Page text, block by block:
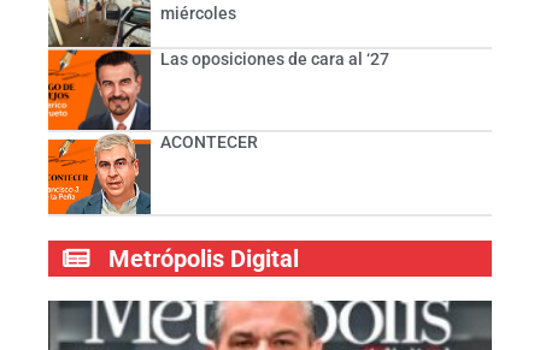
miércoles
Las oposiciones de cara al ‘27
ACONTECER
Metrópolis Digital